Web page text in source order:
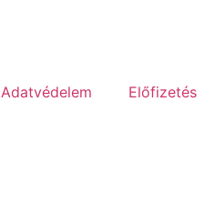
Adatvédelem Előfizetés